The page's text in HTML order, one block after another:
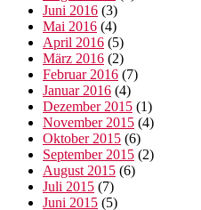
Juni 2016 (3)
Mai 2016 (4)
April 2016 (5)
März 2016 (2)
Februar 2016 (7)
Januar 2016 (4)
Dezember 2015 (1)
November 2015 (4)
Oktober 2015 (6)
September 2015 (2)
August 2015 (6)
Juli 2015 (7)
Juni 2015 (5)